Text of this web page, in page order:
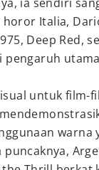
Italia,
Deep Red,
pengaruh
untuk film-
warna
puncaknya,